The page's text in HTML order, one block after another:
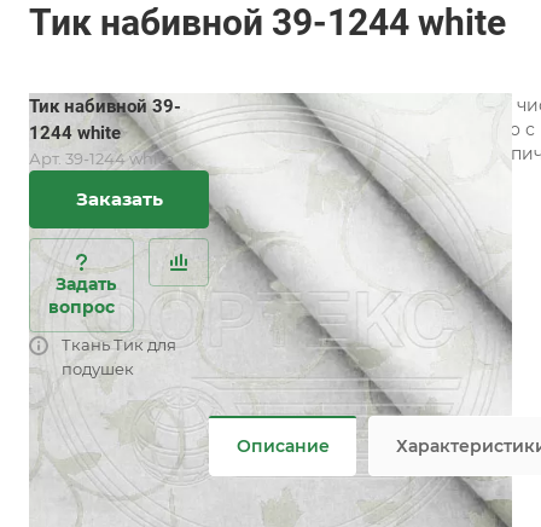
Тик набивной 39-1244 white
Тик набивной 39-
1244 white
Арт. 39-1244 white
Заказать
Задать
вопрос
Ткань Тик для
подушек
Ткань Тик хлопок — экологически
износостойкости. Гладкое
воздухопроницаемый и
Подробности
Характеристики
Категория
Состав
— 100% хлопок
Плотность— 130 гр/м2
Все характеристики
Не является публичной офертой
Описание